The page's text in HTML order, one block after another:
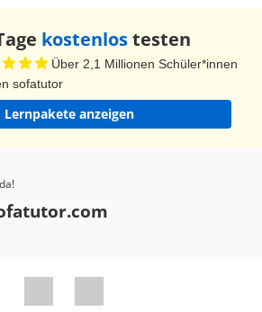
kostenlostesten
Über 2,1 Millionen Schüler*innen
sofatutor
Lernpakete anzeigen